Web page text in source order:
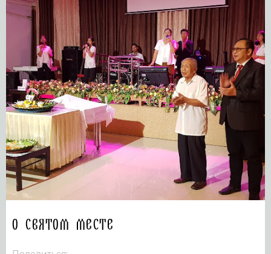
О святом месте